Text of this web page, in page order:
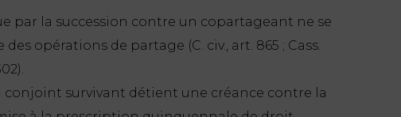
par la succession contre un copartageant ne se
opérations de partage (C. civ., art. 865 ; Cass.
conjoint survivant détient une créance contre la